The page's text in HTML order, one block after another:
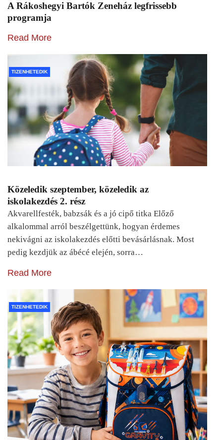
A Rákoshegyi Bartók Zeneház legfrissebb
programja
Read More
TIZENHETEDIK
Közeledik szeptember, közeledik az
iskolakezdés 2. rész
Akvarellfesték, babzsák és a jó cipő titka Előző
alkalommal arról beszélgettünk, hogyan érdemes
nekivágni az iskolakezdés előtti bevásárlásnak. Most
pedig kezdjük az ábécé elején, sorra…
Read More
TIZENHETEDIK